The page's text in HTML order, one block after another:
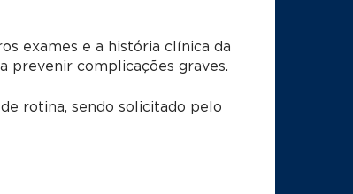
exames e a história clínica da
prevenir complicações graves.
rotina, sendo solicitado pelo